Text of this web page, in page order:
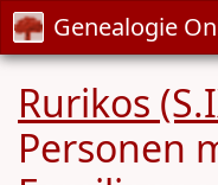
Genealogie
Rurikos
Personen